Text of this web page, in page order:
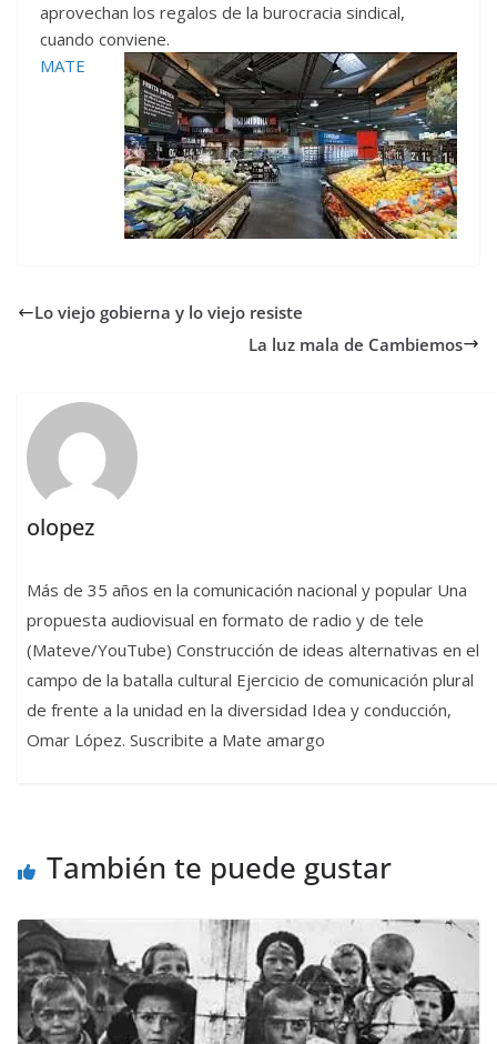
aprovechan los regalos de la burocracia sindical,
cuando conviene.
MATE
Lo viejo gobierna y lo viejo resiste
La luz mala de Cambiemos
olopez
Más de 35 años en la comunicación nacional y popular Una
propuesta audiovisual en formato de radio y de tele
(Mateve/YouTube) Construcción de ideas alternativas en el
campo de la batalla cultural Ejercicio de comunicación plural
de frente a la unidad en la diversidad Idea y conducción,
Omar López. Suscribite a Mate amargo
También te puede gustar